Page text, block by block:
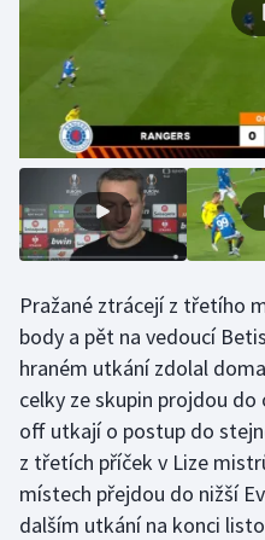
Jezdectví
Judo
Krasobruslení
Lyže a snowboard
Moderní pětiboj
Motorsport
Olympijské hry
Pražané ztrácejí z třetího
body a pět na vedoucí
hraném utkání zdolal
celky ze skupin projdou
off utkají o postup do
z třetích příček v Lize
místech přejdou do nižší
dalším utkání na konci